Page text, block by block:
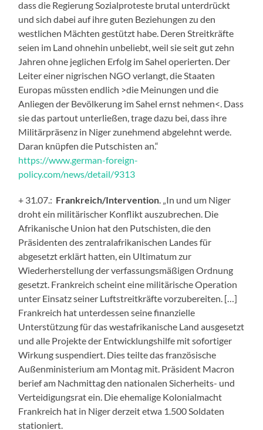
dass die Regierung Sozialproteste brutal unterdrückt
und sich dabei auf ihre guten Beziehungen zu den
westlichen Mächten gestützt habe. Deren Streitkräfte
seien im Land ohnehin unbeliebt, weil sie seit gut zehn
Jahren ohne jeglichen Erfolg im Sahel operierten. Der
Leiter einer nigrischen NGO verlangt, die Staaten
Europas müssten endlich >die Meinungen und die
Anliegen der Bevölkerung im Sahel ernst nehmen<. Dass
sie das partout unterließen, trage dazu bei, dass ihre
Militärpräsenz in Niger zunehmend abgelehnt werde.
Daran knüpfen die Putschisten an.“
https://www.german-foreign-
policy.com/news/detail/9313
+ 31.07.: Frankreich/Intervention . „In und um Niger
droht ein militärischer Konflikt auszubrechen. Die
Afrikanische Union hat den Putschisten, die den
Präsidenten des zentralafrikanischen Landes für
abgesetzt erklärt hatten, ein Ultimatum zur
Wiederherstellung der verfassungsmäßigen Ordnung
gesetzt. Frankreich scheint eine militärische Operation
unter Einsatz seiner Luftstreitkräfte vorzubereiten. […]
Frankreich hat unterdessen seine finanzielle
Unterstützung für das westafrikanische Land ausgesetzt
und alle Projekte der Entwicklungshilfe mit sofortiger
Wirkung suspendiert. Dies teilte das französische
Außenministerium am Montag mit. Präsident Macron
berief am Nachmittag den nationalen Sicherheits- und
Verteidigungsrat ein. Die ehemalige Kolonialmacht
Frankreich hat in Niger derzeit etwa 1.500 Soldaten
stationiert.